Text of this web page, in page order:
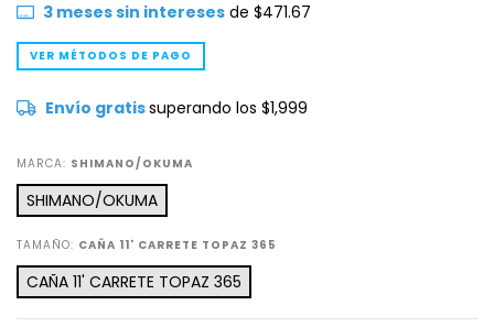
3meses sin interesesde $471.67
VER MÉTODOS DE PAGO
Envío gratissuperando los $1,999
MARCA: SHIMANO/OKUMA
SHIMANO/OKUMA
TAMAÑO: CAÑA 11' CARRETE TOPAZ 365
CAÑA 11' CARRETE TOPAZ 365